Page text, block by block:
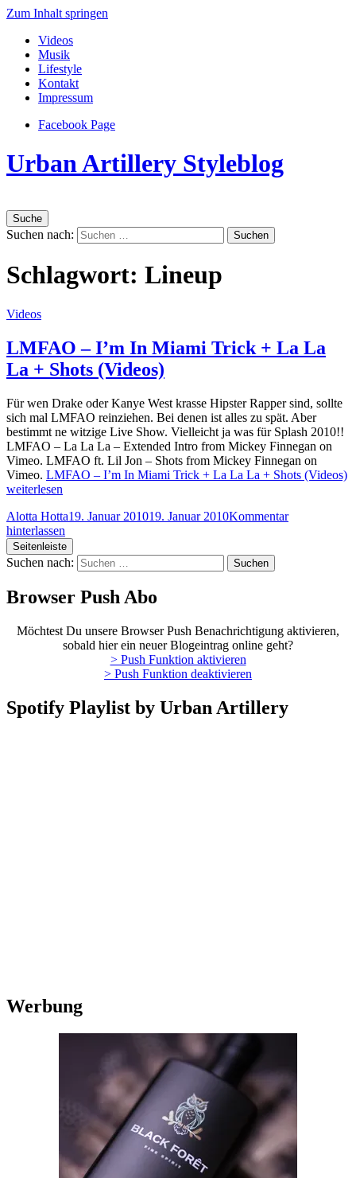
Zum Inhalt springen
Videos
Musik
Lifestyle
Kontakt
Impressum
Facebook Page
Urban Artillery Styleblog
Suche
Suchen nach:
Schlagwort: Lineup
Videos
LMFAO – I’m In Miami Trick + La La
La + Shots (Videos)
Für wen Drake oder Kanye West krasse Hipster Rapper sind, sollte
sich mal LMFAO reinziehen. Bei denen ist alles zu spät. Aber
bestimmt ne witzige Live Show. Vielleicht ja was für Splash 2010!!
LMFAO – La La La – Extended Intro from Mickey Finnegan on
Vimeo. LMFAO ft. Lil Jon – Shots from Mickey Finnegan on
Vimeo. LMFAO – I’m In Miami Trick + La La La + Shots (Videos)
weiterlesen
Alotta Hotta19. Januar 201019. Januar 2010Kommentar
hinterlassen
Seitenleiste
Suchen nach:
Browser Push Abo
Möchtest Du unsere Browser Push Benachrichtigung aktivieren,
sobald hier ein neuer Blogeintrag online geht?
> Push Funktion aktivieren
> Push Funktion deaktivieren
Spotify Playlist by Urban Artillery
Werbung